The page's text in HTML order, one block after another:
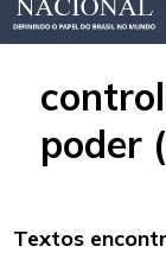
poder
Textos